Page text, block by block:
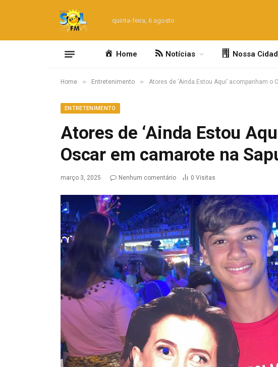
quinta-feira, 6 agosto
Home Notícias Nossa
Home » Entretenimento » Atores de ‘Ainda Estou Aqui’ acompanham o
ENTRETENIMENTO
Atores de ‘Ainda Estou
Oscar em camarote na
março 3, 2025 Nenhum comentário 0 Visitas